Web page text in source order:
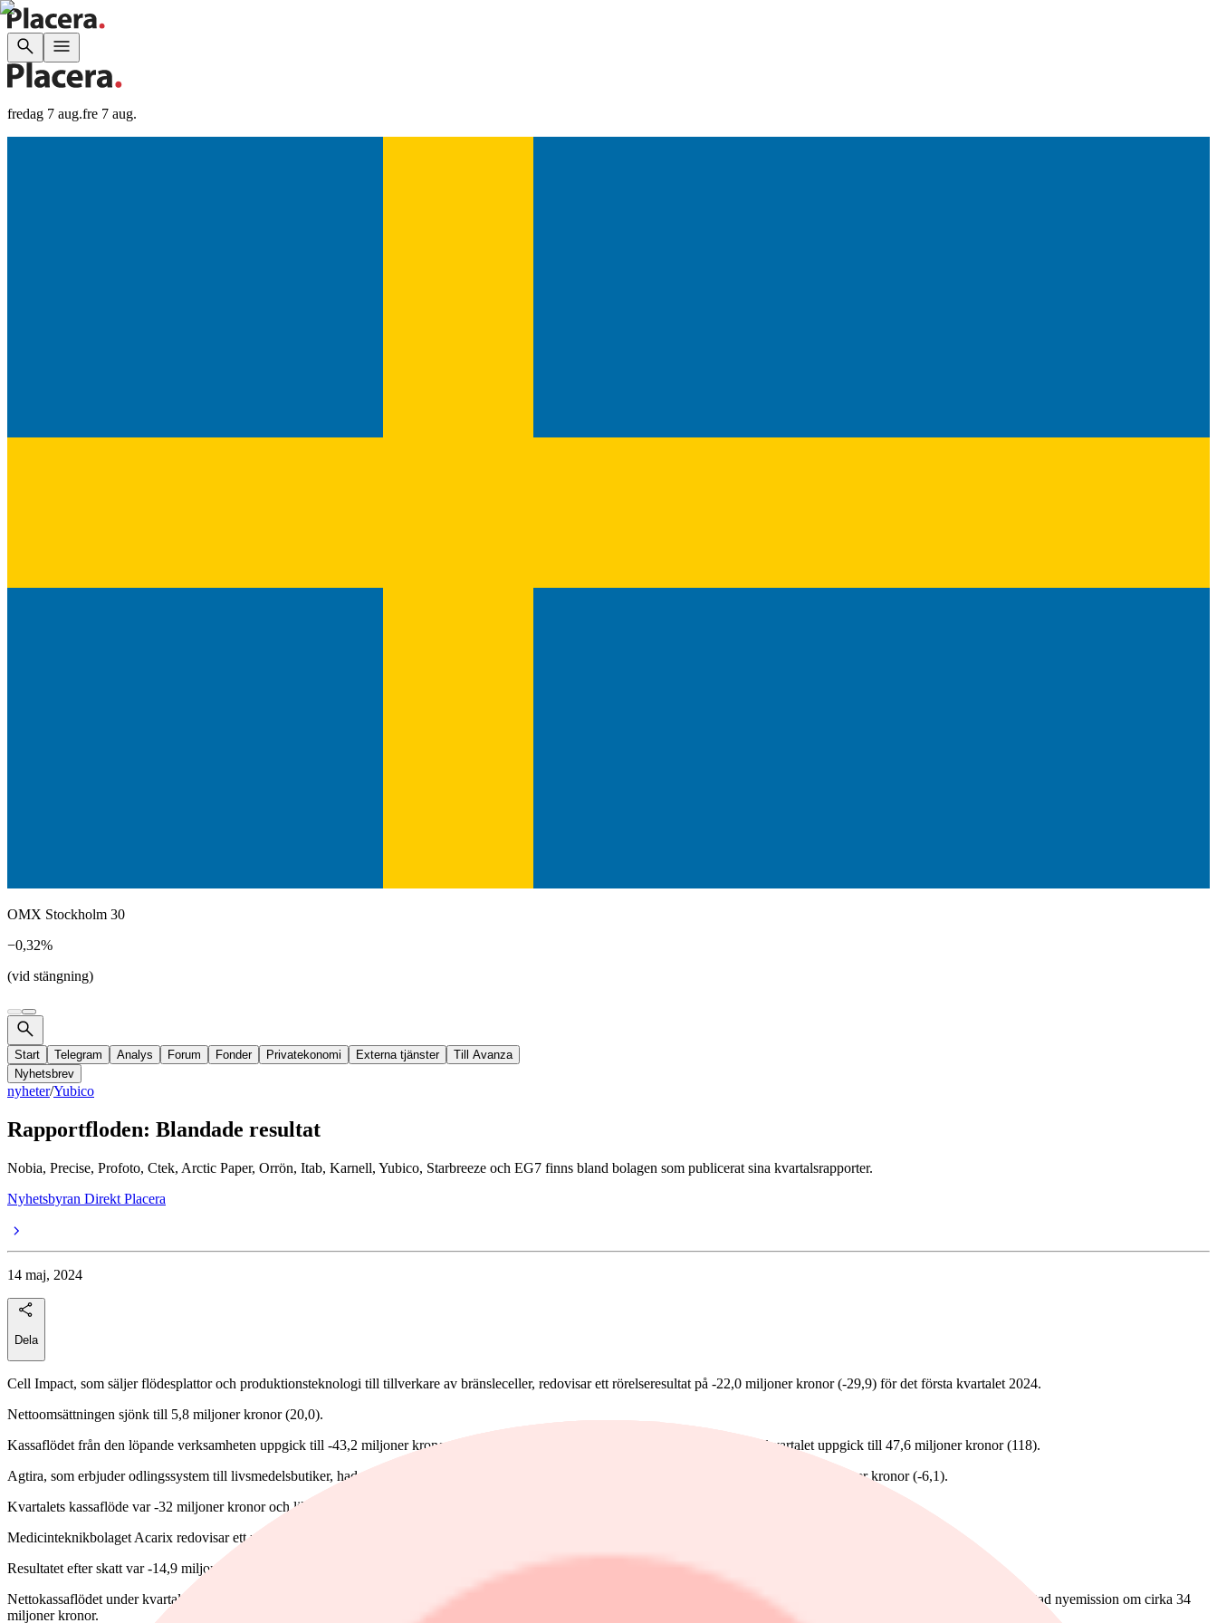
fredag 7 aug.fre 7 aug.
OMX Stockholm 30
−0,32%
(vid stängning)
Start Telegram Analys Forum Fonder Privatekonomi Externa tjänster
Till Avanza
Nyhetsbrev
nyheter/Yubico
Rapportfloden: Blandade resultat
Nobia, Precise, Profoto, Ctek, Arctic Paper, Orrön, Itab, Karnell, Yubico, Starbreeze och EG7 finns bland bolagen som publicerat sina kvartalsrapporter.
Nyhetsbyran Direkt Placera
14 maj, 2024
Dela
Cell Impact, som säljer flödesplattor och produktionsteknologi till tillverkare av bränsleceller, redovisar ett rörelseresultat på -22,0 miljoner kronor (-29,9) för det första kvartalet 2024.
Nettoomsättningen sjönk till 5,8 miljoner kronor (20,0).
Kassaflödet från den löpande verksamheten uppgick till -43,2 miljoner kronor (-29,6) och koncernens likvida medel vid utgången av kvartalet uppgick till 47,6 miljoner kronor (118).
Agtira, som erbjuder odlingssystem till livsmedelsbutiker, hade en nettoomsättning på 7,4 miljoner kronor (11,3) och ett ebitda-resultat om -8,6 miljoner kronor (-6,1).
Kvartalets kassaflöde var -32 miljoner kronor och likviditeten 15 miljoner kronor.
Medicinteknikbolaget Acarix redovisar ett rörelseresultat på -14,9 miljoner kronor för det första kvartalet 2024 (-16,4).
Resultatet efter skatt var -14,9 miljoner kronor (-16,5). Nettoomsättningen uppgick till 1,6 miljoner kronor (2,0).
Nettokassaflödet under kvartalet var 27,9 miljoner kronor (5,1) och likvida medel vid periodens utgång uppgick till 63,9 miljoner kronor (16,0). Under kvartalet gjorde Acarix en riktad nyemission om cirka 34
miljoner kronor.